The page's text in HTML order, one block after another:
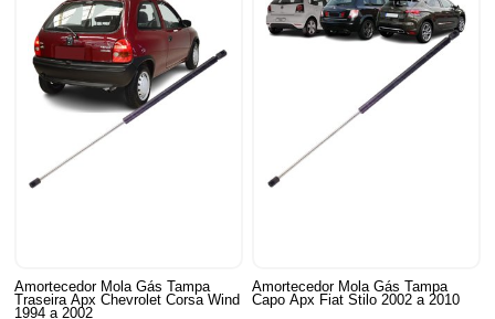
Amortecedor Mola Gás Tampa
Traseira Apx Chevrolet Corsa Wind
1994 a 2002
Amortecedor Mola Gás Tampa
Capo Apx Fiat Stilo 2002 a 2010